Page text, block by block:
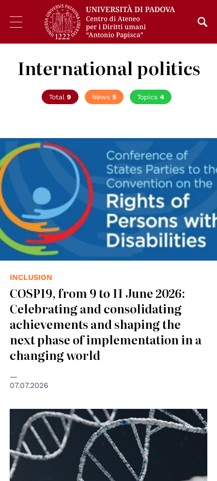
International politics
Total 9 News 5 Topics 4
INCLUSION
COSP19, from 9 to 11 June 2026:
Celebrating and consolidating
achievements and shaping the
next phase of implementation in a
changing world
07.07.2026
© Unspalsh